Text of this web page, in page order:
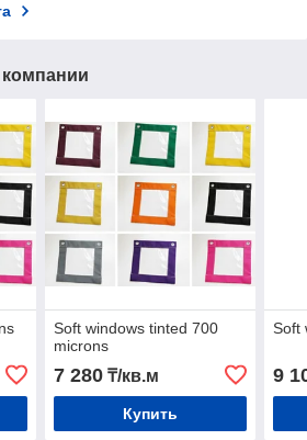
Soft windows tinted 700
microns
7 280₸/кв.м
Купить
Soft
9